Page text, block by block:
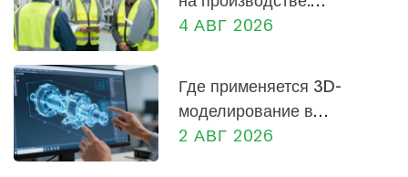
практическое руководство
4 АВГ 2026
Где применяется 3D-
моделирование в
машиностроении: от
2 АВГ 2026